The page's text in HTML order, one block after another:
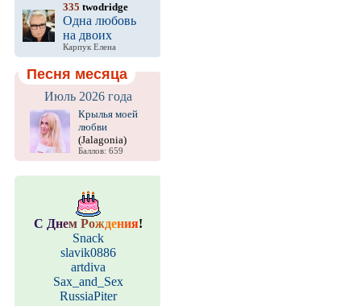
335 twodridge
Одна любовь
на двоих
Карпук Елена
Песня месяца
Июль 2026 года
Крылья моей
любви
(Jalagonia)
Баллов: 659
С Днем Рождения!
Snack
slavik0886
artdiva
Sax_and_Sex
RussiaPiter